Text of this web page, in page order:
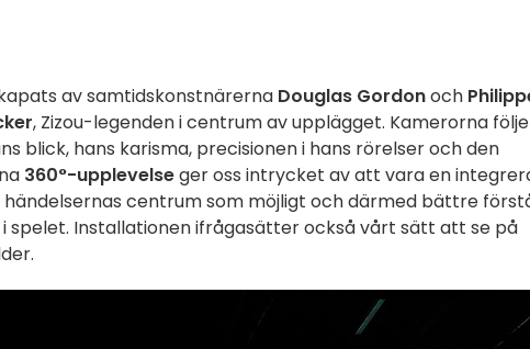
av samtidskonstnärerna Douglas Gordonoch
, Zizou-legenden i centrum av upplägget. Kamerorna
blick, hans karisma, precisionen i hans rörelser och den
360°-upplevelseger oss intrycket av att vara en
centrum som möjligt och därmed bättre
spelet. Installationen ifrågasätter också vårt sätt att se på